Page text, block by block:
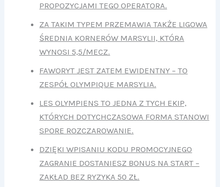
PROPOZYCJAMI TEGO OPERATORA.
ZA TAKIM TYPEM PRZEMAWIA TAKŻE LIGOWA
ŚREDNIA KORNERÓW MARSYLII, KTÓRA
WYNOSI 5,5/MECZ.
FAWORYT JEST ZATEM EWIDENTNY – TO
ZESPÓŁ OLYMPIQUE MARSYLIA.
LES OLYMPIENS TO JEDNA Z TYCH EKIP,
KTÓRYCH DOTYCHCZASOWA FORMA STANOWI
SPORE ROZCZAROWANIE.
DZIĘKI WPISANIU KODU PROMOCYJNEGO
ZAGRANIE DOSTANIESZ BONUS NA START –
ZAKŁAD BEZ RYZYKA 50 ZŁ.